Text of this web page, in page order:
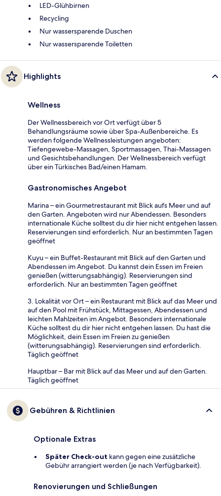
LED-Glühbirnen
Recycling
Nur wassersparende Duschen
Nur wassersparende Toiletten
Highlights
Wellness
Der Wellnessbereich vor Ort verfügt über 5
Behandlungsräume sowie über Spa-Außenbereiche. Es
werden folgende Wellnessleistungen angeboten:
Tiefengewebe-Massagen, Sportmassagen, Thai-Massagen
und Gesichtsbehandlungen. Der Wellnessbereich verfügt
über ein Türkisches Bad/einen Hamam.
Gastronomisches Angebot
Marina – ein Gourmetrestaurant mit Blick aufs Meer und auf
den Garten. Angeboten wird nur Abendessen. Besonders
internationale Küche solltest du dir hier nicht entgehen lassen.
Reservierungen sind erforderlich. Nur an bestimmten Tagen
geöffnet
Kuyu – ein Buffet-Restaurant mit Blick auf den Garten und
Abendessen im Angebot. Du kannst dein Essen im Freien
genießen (witterungsabhängig). Reservierungen sind
erforderlich. Nur an bestimmten Tagen geöffnet
3. Lokalität vor Ort – ein Restaurant mit Blick auf das Meer und
auf den Pool mit Frühstück, Mittagessen, Abendessen und
leichten Mahlzeiten im Angebot. Besonders internationale
Küche solltest du dir hier nicht entgehen lassen. Du hast die
Möglichkeit, dein Essen im Freien zu genießen
(witterungsabhängig). Reservierungen sind erforderlich.
Täglich geöffnet
Hauptbar – Bar mit Blick auf das Meer und auf den Garten.
Täglich geöffnet
Gebühren & Richtlinien
Optionale Extras
Später Check-out kann gegen eine zusätzliche
Gebühr arrangiert werden (je nach Verfügbarkeit).
Renovierungen und Schließungen